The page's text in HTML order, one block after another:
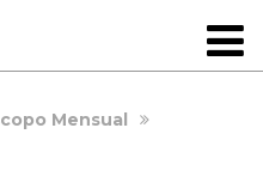
Mensual